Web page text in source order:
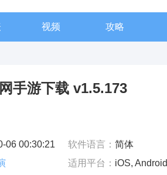
视频 攻略
手游下载 v1.5.173
06 00:30:21 软件语言： 简体
适用平台： iOS, Android